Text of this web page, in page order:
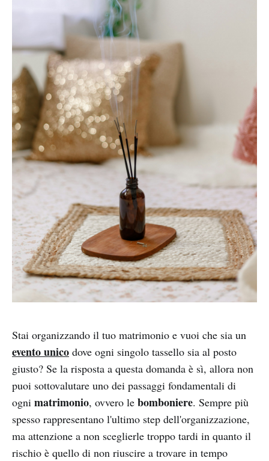
Stai organizzando il tuo matrimonio e vuoi che sia un
evento unico dove ogni singolo tassello sia al posto
giusto? Se la risposta a questa domanda è sì, allora non
puoi sottovalutare uno dei passaggi fondamentali di
ogni matrimonio, ovvero le bomboniere. Sempre più
spesso rappresentano l'ultimo step dell'organizzazione,
ma attenzione a non sceglierle troppo tardi in quanto il
rischio è quello di non riuscire a trovare in tempo